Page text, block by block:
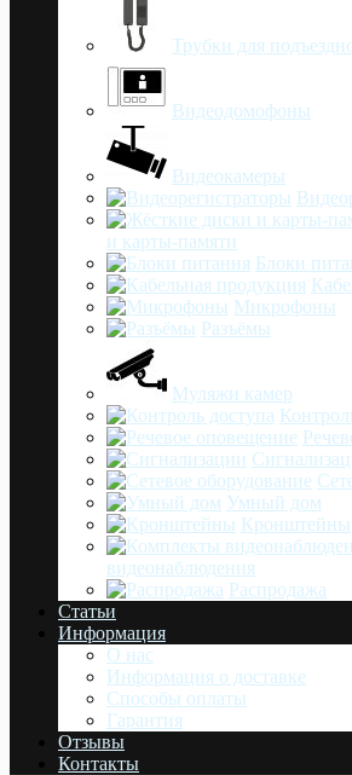
Трубки для
Видеодомофоны
Видеокамеры
и карты-памяти
Блоки
Микрофоны
Разъёмы
Муляжи камер
Умный дом
Кронштейны
видеонаблюдения
Распродажа
Статьи
Информация
О нас
Информация о доставке
Cпособы оплаты
Гарантия
Отзывы
Контакты